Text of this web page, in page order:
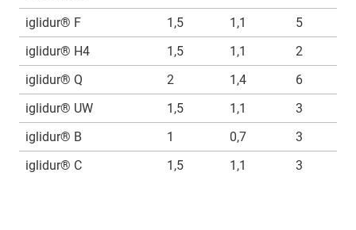
iglidur® F 1,5 1,1
5
iglidur® H4
1,5 1,1
2
iglidur® Q
2 1,4
6
iglidur® UW
1,5 1,1
3
iglidur® B
1 0,7
3
iglidur® C
1,5 1,1 3